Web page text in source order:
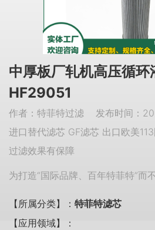
中厚板厂轧机高压循环
HF29051
作者：特菲特过滤 发布时间：
进口替代滤芯 GF滤芯 出口欧美
过滤效果有保障
为打造“国际品牌、百年特菲特”而
【所属分类】： 特菲特滤芯
【应用领域】：